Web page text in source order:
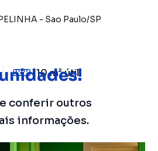
conferir outros
informações.
- Sao Paulo/SP
10 m²útil